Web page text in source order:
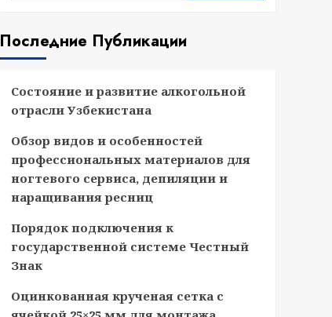
Последние Публикации
Состояние и развитие алкогольной
отрасли Узбекистана
Обзор видов и особенностей
профессиональных материалов для
ногтевого сервиса, депиляции и
наращивания ресниц
Порядок подключения к
государственной системе Честный
Знак
Оцинкованная крученая сетка с